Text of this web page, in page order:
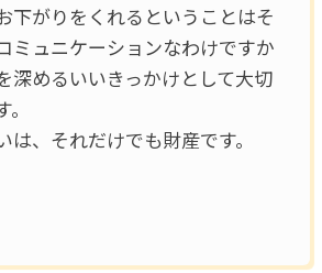
下がりをくれるということはそ
ミュニケーションなわけですか
深めるいいきっかけとして大切
は、それだけでも財産です。